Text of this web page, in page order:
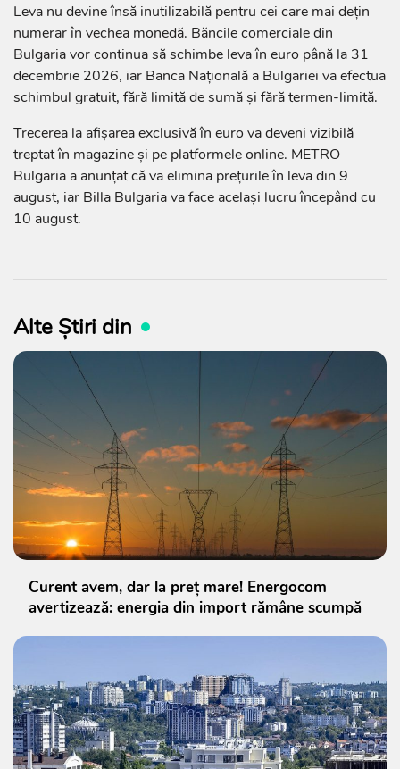
Leva nu devine însă inutilizabilă pentru cei care mai dețin
numerar în vechea monedă. Băncile comerciale din
Bulgaria vor continua să schimbe leva în euro până la 31
decembrie 2026, iar Banca Națională a Bulgariei va efectua
schimbul gratuit, fără limită de sumă și fără termen-limită.
Trecerea la afișarea exclusivă în euro va deveni vizibilă
treptat în magazine și pe platformele online. METRO
Bulgaria a anunțat că va elimina prețurile în leva din 9
august, iar Billa Bulgaria va face același lucru începând cu
10 august.
Alte Știri din
Curent avem, dar la preț mare! Energocom
avertizează: energia din import rămâne scumpă